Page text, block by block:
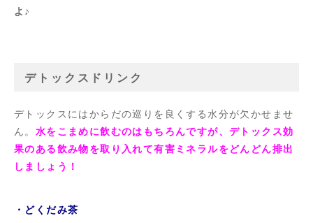
よ♪
デトックスドリンク
デトックスにはからだの巡りを良くする水分が欠かせませ
ん。 水をこまめに飲むのはもちろんですが、デトックス効
果のある飲み物を取り入れて有害ミネラルをどんどん排出
しましょう！
・どくだみ茶